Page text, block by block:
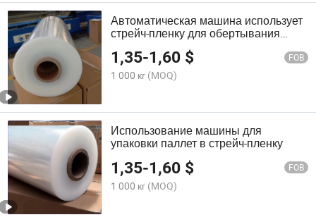
Автоматическая машина использует
стрейч-пленку для обертывания
1,35-1,60 $ FOB
1 000 кг (MOQ)
Использование машины для
упаковки паллет в стрейч-пленку
1,35-1,60 $ FOB
1 000 кг (MOQ)